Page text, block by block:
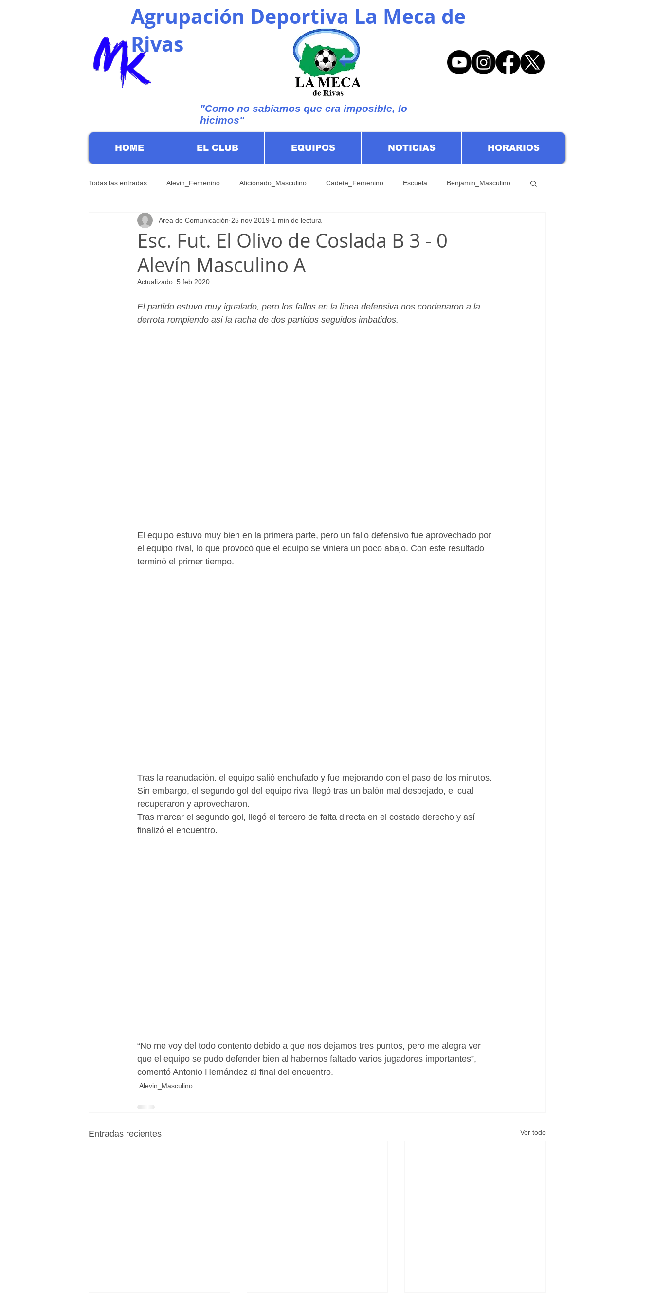
Agrupación Deportiva La Meca de
Rivas
"Como no sabíamos que era imposible, lo
hicimos"
HOME EL CLUB EQUIPOS NOTICIAS HORARIOS
Todas las entradas Alevin_Femenino Aficionado_Masculino Cadete_Femenino Escuela Benjamin_Masculino
Infantil_Femenino Patrocinadores Juvenil_Femenino
Cadete_Masculino Club Juvenil_Masculino Alevin_Masculino
Esc. Fut. El Olivo de Coslada B 3 - 0
Alevín Masculino A
Area de Comunicación 25 nov 2019 1 min de lectura
Actualizado: 5 feb 2020
El partido estuvo muy igualado, pero los fallos en la línea defensiva nos condenaron a la
derrota rompiendo así la racha de dos partidos seguidos imbatidos.
El equipo estuvo muy bien en la primera parte, pero un fallo defensivo fue aprovechado por
el equipo rival, lo que provocó que el equipo se viniera un poco abajo. Con este resultado
terminó el primer tiempo.
Tras la reanudación, el equipo salió enchufado y fue mejorando con el paso de los minutos.
Sin embargo, el segundo gol del equipo rival llegó tras un balón mal despejado, el cual
recuperaron y aprovecharon.
Tras marcar el segundo gol, llegó el tercero de falta directa en el costado derecho y así
finalizó el encuentro.
“No me voy del todo contento debido a que nos dejamos tres puntos, pero me alegra ver
que el equipo se pudo defender bien al habernos faltado varios jugadores importantes”,
comentó Antonio Hernández al final del encuentro.
Alevin_Masculino
Entradas recientes Ver todo